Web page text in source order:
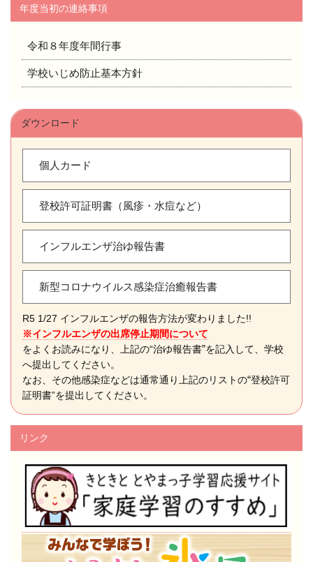
年度当初の連絡事項
令和８年度年間行事
学校いじめ防止基本方針
ダウンロード
個人カード
登校許可証明書（風疹・水痘など）
インフルエンザ治ゆ報告書
新型コロナウイルス感染症治癒報告書
R5 1/27 インフルエンザの報告方法が変わりました!!
※インフルエンザの出席停止期間について
をよくお読みになり、上記の“治ゆ報告書”を記入して、学校
へ提出してください。
なお、その他感染症などは通常通り上記のリストの“登校許可
証明書”を提出してください。
リンク